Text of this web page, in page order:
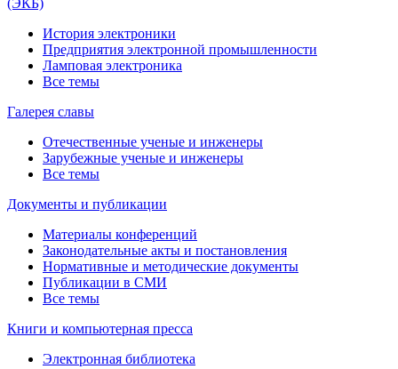
(ЭКБ)
История электроники
Предприятия электронной промышленности
Ламповая электроника
Все темы
Галерея славы
Отечественные ученые и инженеры
Зарубежные ученые и инженеры
Все темы
Документы и публикации
Материалы конференций
Законодательные акты и постановления
Нормативные и методические документы
Публикации в СМИ
Все темы
Книги и компьютерная пресса
Электронная библиотека